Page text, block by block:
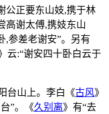
公正要东山妓,携于林
高谢太傅,携妓东山
,参差老谢安”。另有
云:“谢安四十卧白云于
台山上。李白《古风》
”。《久别离》有“去